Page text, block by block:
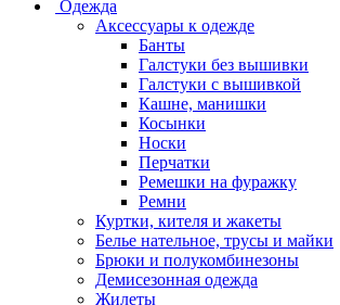
Одежда
Аксессуары к одежде
Банты
Галстуки без вышивки
Галстуки с вышивкой
Кашне, манишки
Косынки
Носки
Перчатки
Ремешки на фуражку
Ремни
Куртки, кителя и жакеты
Белье нательное, трусы и майки
Брюки и полукомбинезоны
Демисезонная одежда
Жилеты